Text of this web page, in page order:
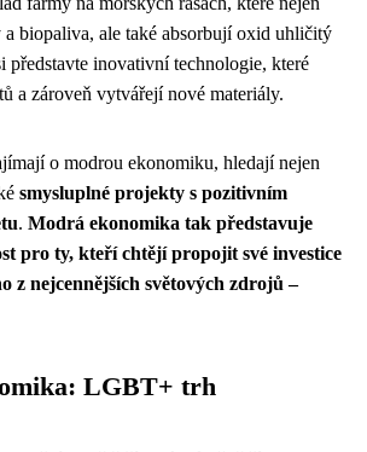
biopaliva, ale také absorbují oxid uhličitý
představte inovativní technologie, které
a zároveň vytvářejí nové materiály.
o modrou ekonomiku, hledají nejen
smysluplné projekty s pozitivním
. Modrá ekonomika tak představuje
pro ty, kteří chtějí propojit své investice
z nejcennějších světových zdrojů –
LGBT+ trh